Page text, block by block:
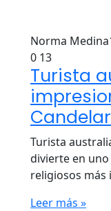
Norma Medina
0 13
Turista
Turista
divierte en
religiosos
Leer más »